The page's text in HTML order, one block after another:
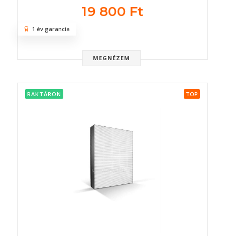
19 800 Ft
MEGNÉZEM
1 év garancia
RAKTÁRON TOP